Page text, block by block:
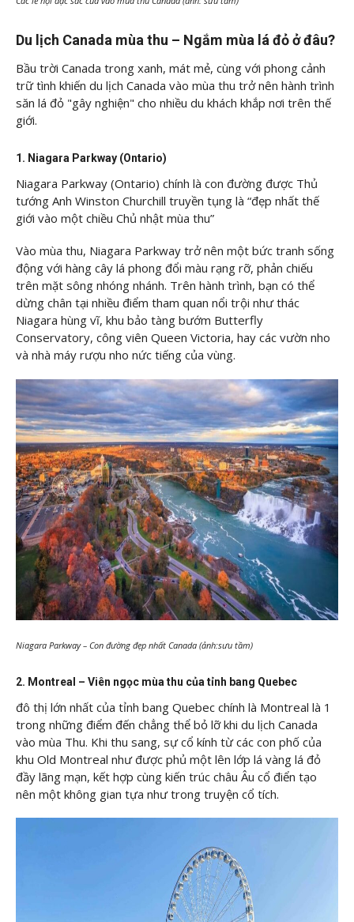
Du lịch Canada mùa thu – Ngắm mùa lá đỏ ở đâu?
Bầu trời Canada trong xanh, mát mẻ, cùng với phong cảnh
trữ tình khiến du lịch Canada vào mùa thu trở nên hành trình
săn lá đỏ "gây nghiện" cho nhiều du khách khắp nơi trên thế
giới.
1. Niagara Parkway (Ontario)
Niagara Parkway (Ontario) chính là con đường được Thủ
tướng Anh Winston Churchill truyền tụng là “đẹp nhất thế
giới vào một chiều Chủ nhật mùa thu”
Vào mùa thu, Niagara Parkway trở nên một bức tranh sống
động với hàng cây lá phong đổi màu rạng rỡ, phản chiếu
trên mặt sông nhóng nhánh. Trên hành trình, bạn có thể
dừng chân tại nhiều điểm tham quan nổi trội như thác
Niagara hùng vĩ, khu bảo tàng bướm Butterfly
Conservatory, công viên Queen Victoria, hay các vườn nho
và nhà máy rượu nho nức tiếng của vùng.
Niagara Parkway – Con đường đẹp nhất Canada (ảnh:sưu tầm)
2. Montreal – Viên ngọc mùa thu của tỉnh bang Quebec
đô thị lớn nhất của tỉnh bang Quebec chính là Montreal là 1
trong những điểm đến chẳng thể bỏ lỡ khi du lịch Canada
vào mùa Thu. Khi thu sang, sự cổ kính từ các con phố của
khu Old Montreal như được phủ một lên lớp lá vàng lá đỏ
đầy lãng mạn, kết hợp cùng kiến trúc châu Âu cổ điển tạo
nên một không gian tựa như trong truyện cổ tích.